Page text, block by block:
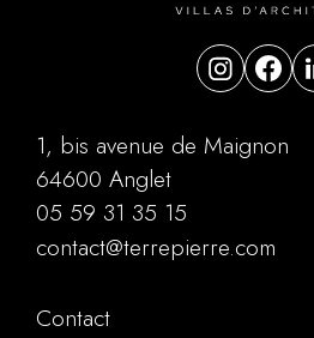
1, bis avenue de Maignon
64600 Anglet
05 59 31 35 15
contact@terrepierre.com
Contact